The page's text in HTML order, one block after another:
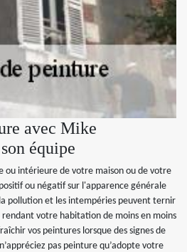
avec Mike
équipe
ou intérieure de votre maison ou de votre
ou négatif sur l'apparence générale
pollution et les intempéries peuvent ternir
rendant votre habitation de moins en moins
vos peintures lorsque des signes de
pas peinture qu’adopte votre